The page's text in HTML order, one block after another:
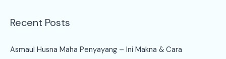
Recent Posts
Asmaul Husna Maha Penyayang – Ini Makna & Cara